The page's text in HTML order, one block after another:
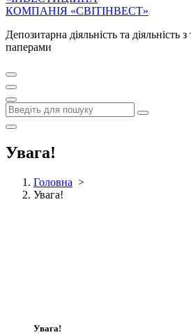
Депозитарна діяльність та діяльність
паперами
Увага!
Головна >
Увага!
Увага!